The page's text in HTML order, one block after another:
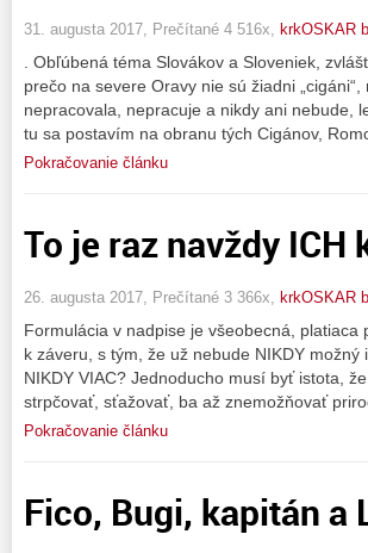
31. augusta 2017, Prečítané 4 516x, krkOSKAR
. Obľúbená téma Slovákov a Sloveniek,
prečo na severe Oravy nie sú žiadni
nepracovala, nepracuje a nikdy ani nebude,
tu sa postavím na obranu tých Cigánov,
Pokračovanie článku
To je raz navždy
26. augusta 2017, Prečítané 3 366x, krkOSKAR
Formulácia v nadpise je všeobecná, platiaca
k záveru, s tým, že už nebude NIKDY
NIKDY VIAC? Jednoducho musí byť istota,
strpčovať, sťažovať, ba až znemožňovať
Pokračovanie článku
Fico, Bugi, kapitán a